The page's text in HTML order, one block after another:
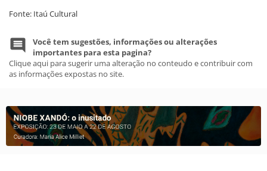
Fonte: Itaú Cultural
Você tem sugestões, informações ou alterações
importantes para esta pagina?
Clique aqui para sugerir uma alteração no conteudo e contribuir com
as informações expostas no site.